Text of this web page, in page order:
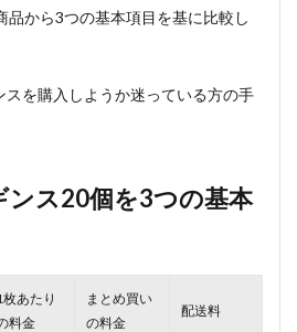
品から3つの基本項目を基に比較し
スを購入しようか迷っている方の手
ンス20個を3つの基本
枚あたり
料金
まとめ買い
の料金
配送料